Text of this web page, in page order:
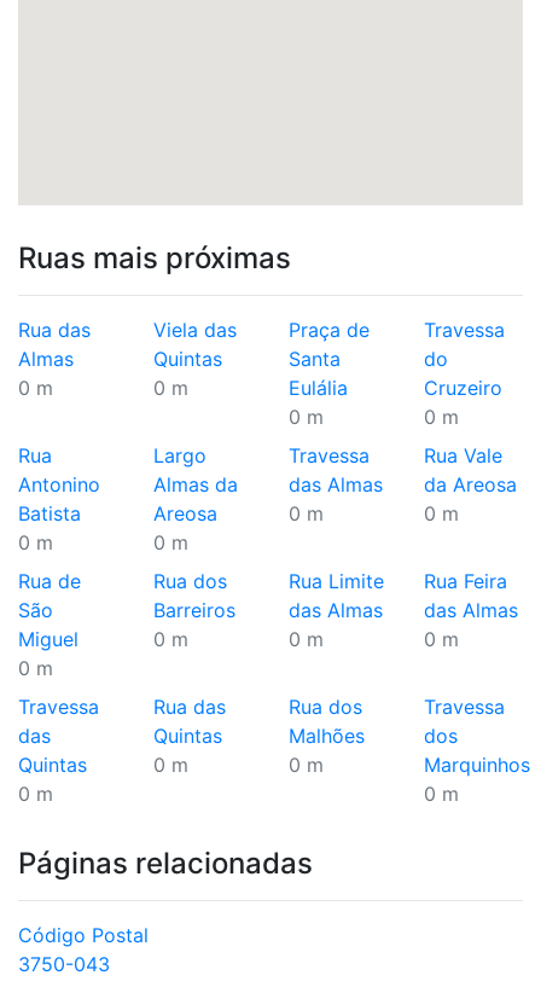
Ruas mais próximas
Rua das
Almas
0 m
Viela das
Quintas
0 m
Praça de
Santa
Eulália
0 m
Travessa
do
Cruzeiro
0 m
Rua
Antonino
Batista
0 m
Largo
Almas da
Areosa
0 m
Travessa
das Almas
0 m
Rua Vale
da Areosa
0 m
Rua de
São
Miguel
0 m
Rua dos
Barreiros
0 m
Rua Limite
das Almas
0 m
Rua Feira
das Almas
0 m
Travessa
das
Quintas
0 m
Rua das
Quintas
0 m
Rua dos
Malhões
0 m
Travessa
dos
Marquinhos
0 m
Páginas relacionadas
Código Postal
3750-043